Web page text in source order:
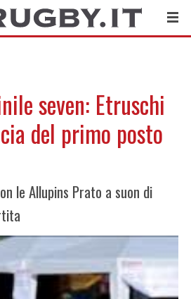
seven: Etruschi
del primo posto
le Allupins Prato a suon di